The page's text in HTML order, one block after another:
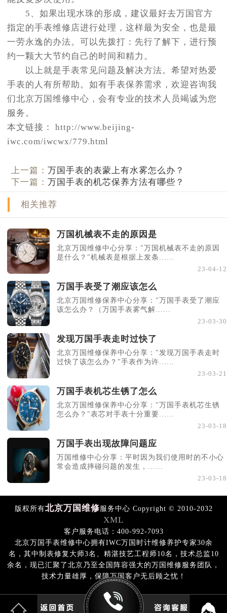
5、如果出现水珠的形成，建议最好去万国官方
指定的手表维修店进行处理，这样最为安全，也是最
一劳永逸的办法。可以先拨打：先行了解下，进行预
约一颗大大节约自己的时间和精力。
以上就是手表常见问题及解决方法。希望对热爱
手表的人有所帮助。如有手表保养需求，欢迎咨询我
们北京万国维修中心，会有专业的技术人员竭诚为您
服务。
本文链接： http://www.beijing-
iwc.com/iwcwx/779.html
上一篇：万国手表的表蒙上有水雾怎么办？
下一篇：万国手表的机芯保养方法有哪些？
相关推荐
万国机械表不走的原因是
北京万国维修中心分享："万国机械表不走的原因
是什么？"机械表是根据上发条......
23-04-12
万国手表受了潮应该怎么
北京万国维修保养中心分享："万国手表受了潮应
该怎么办？（万国手表雾气解......
23-03-30
发现万国手表走时过快了
北京万国维修保养中心分享："发现万国手表走时
过快了该怎么办？"手表作为许......
23-03-21
万国手表机芯生锈了怎么
北京万国维修保养中心分享："万国手表机芯生锈
怎么办？"表芯对手表十分重要......
23-03-18
万国手表出现故障问题应
万国维修中心分享：平时因为我们使用时的不小心
常会造成摔碰问题的发生，......
23-03-18
版权所有北京万国维修服务中心 Copyright © 2010-2032
XML
客户服务电话：400-992-7093
北京万国手表维修中心拥有IWC万国时计维修养护专家30余
名，其中制表修复大师3名、精湛技艺工程师10名，技术总监10
余名，现已汇聚了北京乃至全国阵容强大的万国维修服务团队，
技术力量雄厚，保障万国客户无后顾之忧！